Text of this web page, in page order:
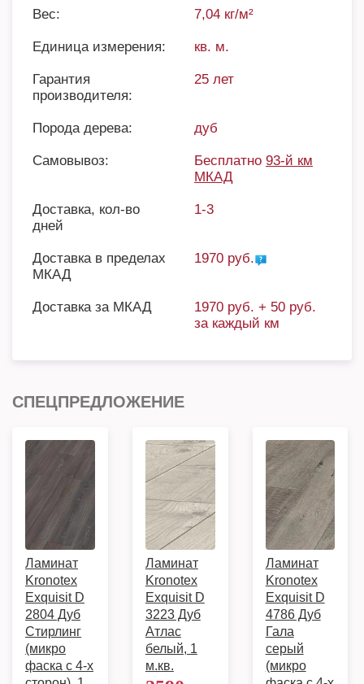
Вес: 7,04 кг/м²
Единица измерения: кв. м.
Гарантия
производителя:
25 лет
Порода дерева: дуб
Самовывоз: Бесплатно 93-й км
МКАД
Доставка, кол-во
дней
1-3
Доставка в пределах
МКАД
1970 руб.
Доставка за МКАД
1970 руб. + 50 руб.
за каждый км
СПЕЦПРЕДЛОЖЕНИЕ
Ламинат
Kronotex
Exquisit D
2804 Дуб
Стирлинг
(микро
фаска с 4-х
Ламинат
Kronotex
Exquisit D
3223 Дуб
Атлас
белый, 1
м.кв.
Ламинат
Kronotex
Exquisit D
4786 Дуб
Гала
серый
(микро